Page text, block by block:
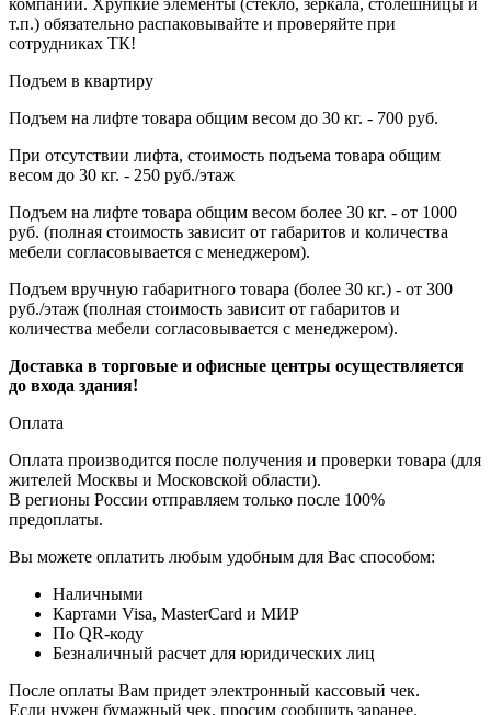
компании. Хрупкие элементы (стекло, зеркала, столешницы и
т.п.) обязательно распаковывайте и проверяйте при
сотрудниках ТК!
Подъем в квартиру
Подъем на лифте товара общим весом до 30 кг. - 700 руб.
При отсутствии лифта, стоимость подъема товара общим
весом до 30 кг. - 250 руб./этаж
Подъем на лифте товара общим весом более 30 кг. - от 1000
руб. (полная стоимость зависит от габаритов и количества
мебели согласовывается с менеджером).
Подъем вручную габаритного товара (более 30 кг.) - от 300
руб./этаж (полная стоимость зависит от габаритов и
количества мебели согласовывается с менеджером).
Доставка в торговые и офисные центры осуществляется
до входа здания!
Оплата
Оплата производится после получения и проверки товара (для
жителей Москвы и Московской области).
В регионы России отправляем только после 100%
предоплаты.
Вы можете оплатить любым удобным для Вас способом:
Наличными
Картами Visa, MasterCard и МИР
По QR-коду
Безналичный расчет для юридических лиц
После оплаты Вам придет электронный кассовый чек.
Если нужен бумажный чек, просим сообщить заранее.